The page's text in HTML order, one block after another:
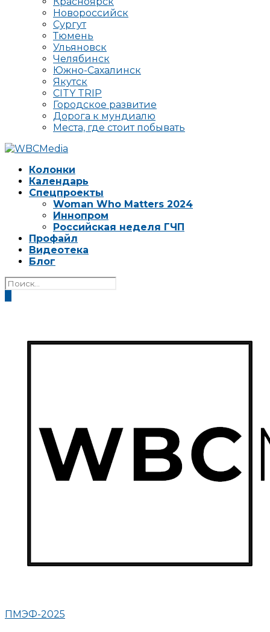
Новороссийск
Сургут
Тюмень
Ульяновск
Челябинск
Южно-Сахалинск
Якутск
CITY TRIP
Городское развитие
Дорога к мундиалю
Места, где стоит побывать
Колонки
Календарь
Спецпроекты
Woman Who Matters 2024
Иннопром
Российская неделя ГЧП
Профайл
Видеотека
Блог
ПМЭФ-2025